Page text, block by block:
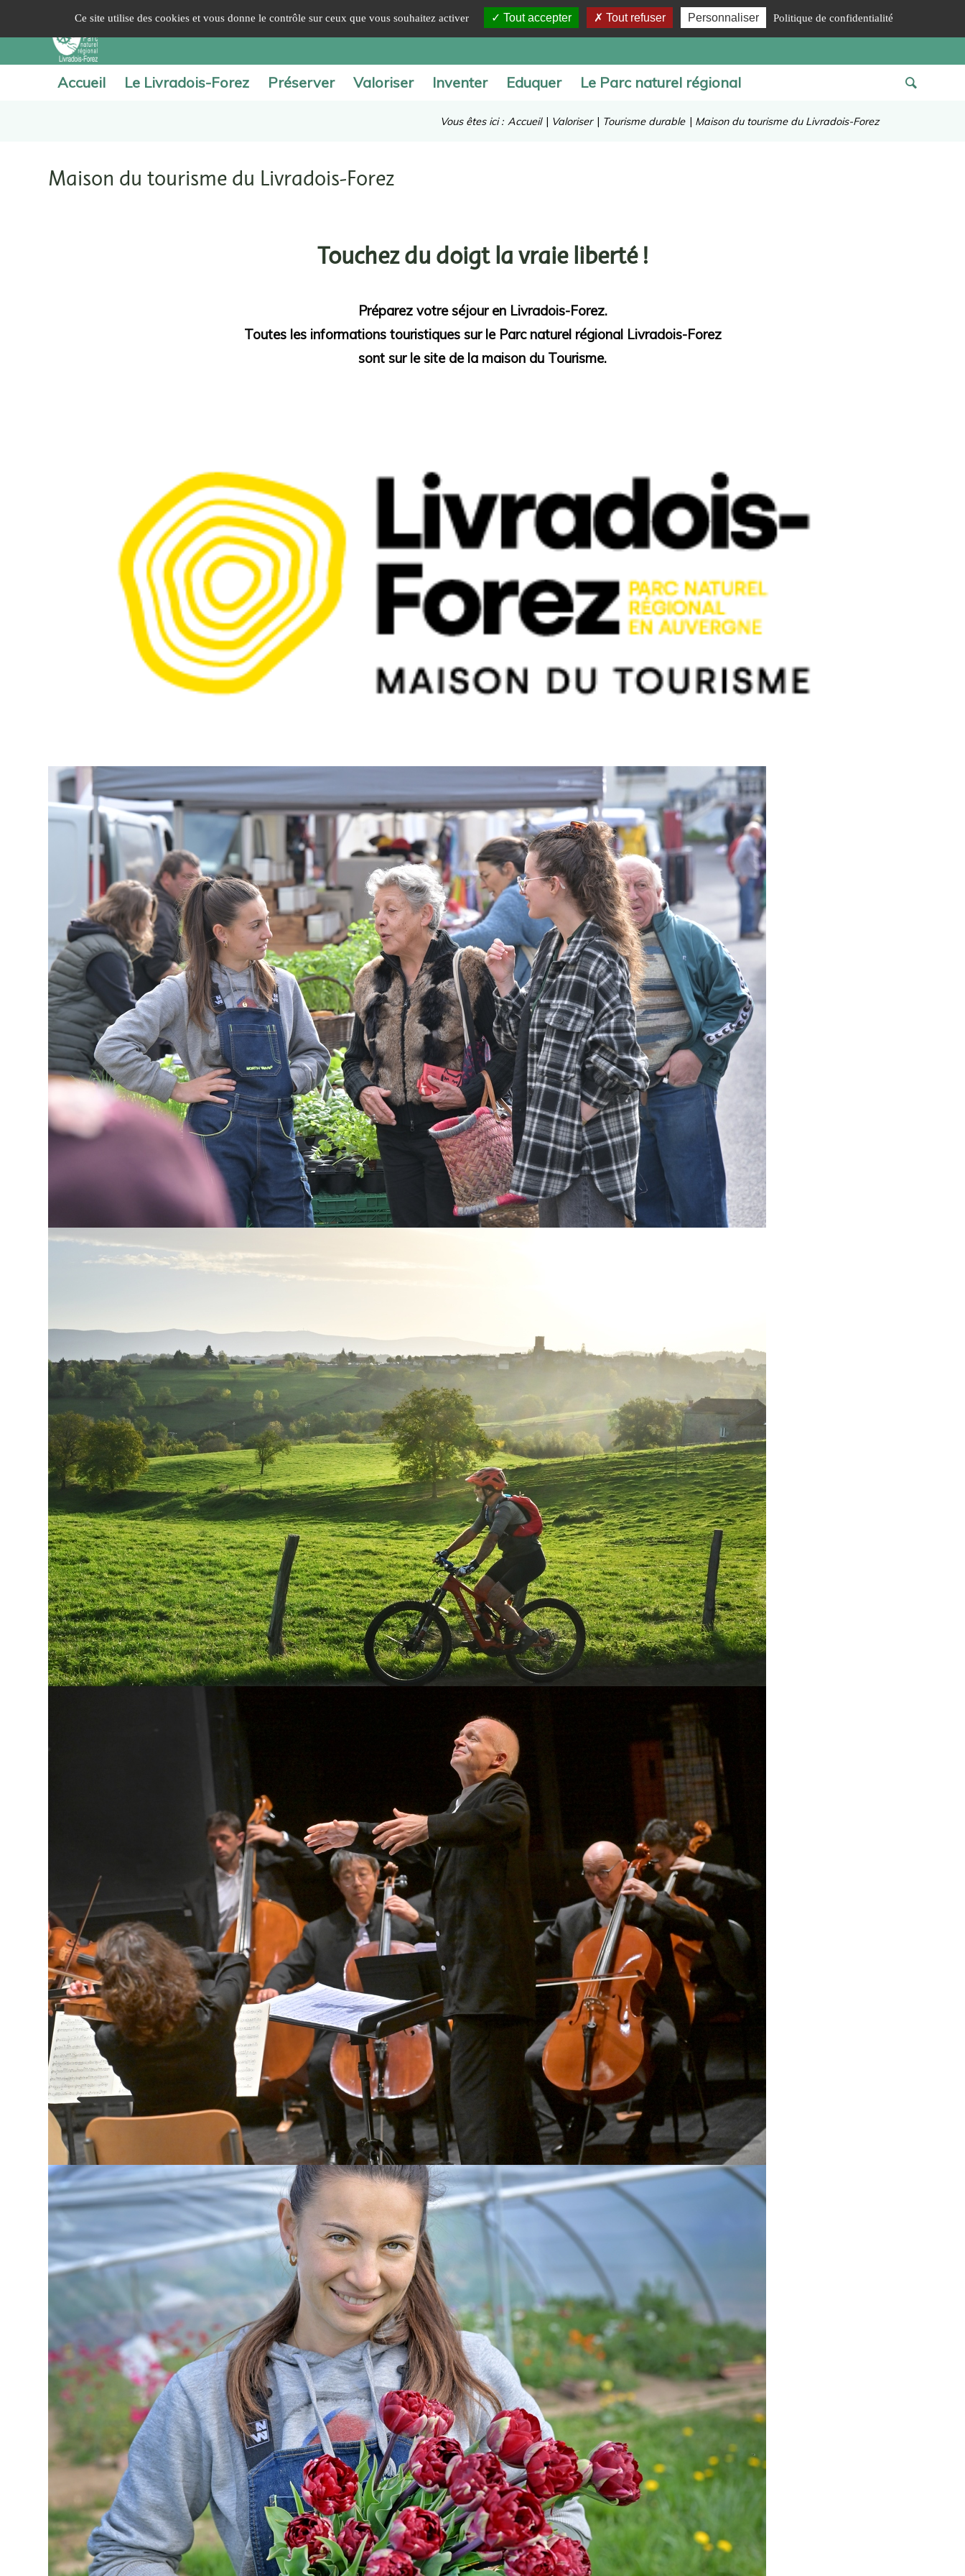
Accueil Le Livradois-Forez Préserver Valoriser Inventer Eduquer Le Parc naturel régional
Vous êtes ici : Accueil | Valoriser | Tourisme durable | Maison du tourisme du Livradois-Forez
Maison du tourisme du Livradois-Forez
Touchez du doigt la vraie liberté !
Préparez votre séjour en Livradois-Forez.
Toutes les informations touristiques sur le Parc naturel régional Livradois-Forez
sont sur le site de la maison du Tourisme.
Ce site utilise des cookies et vous donne le contrôle sur ceux que vous souhaitez activer Tout accepter Tout refuser Personnaliser Politique de confidentialité